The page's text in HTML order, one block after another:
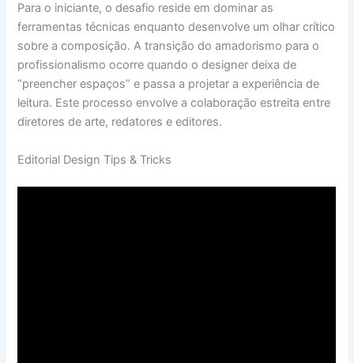
Para o iniciante, o desafio reside em dominar as
ferramentas técnicas enquanto desenvolve um olhar crítico
sobre a composição. A transição do amadorismo para o
profissionalismo ocorre quando o designer deixa de
“preencher espaços” e passa a projetar a experiência de
leitura. Este processo envolve a colaboração estreita entre
diretores de arte, redatores e editores.
Editorial Design Tips & Tricks